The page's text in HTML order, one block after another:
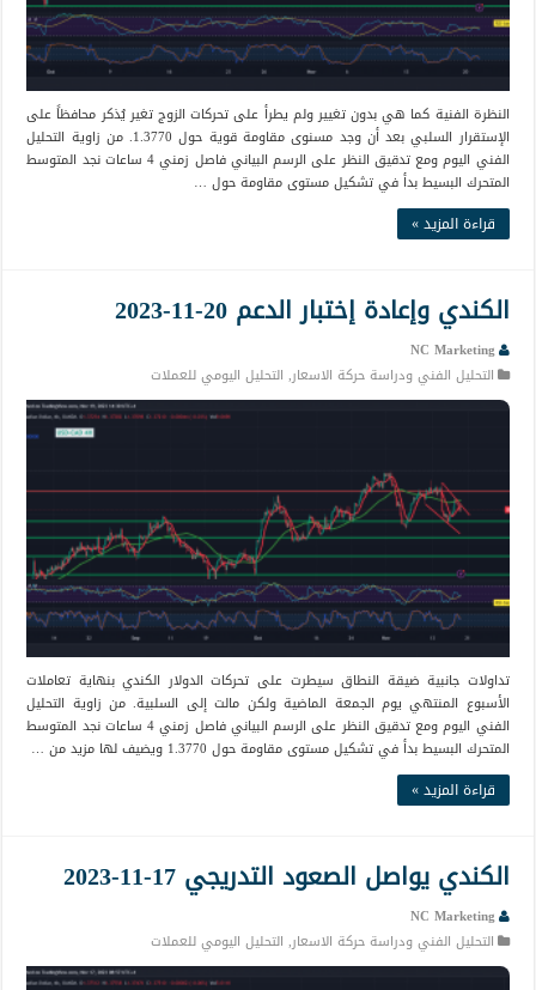
النظرة الفنية كما هي بدون تغيير ولم يطرأ على تحركات الزوج تغير يُذكر محافظاً على
الإستقرار السلبي بعد أن وجد مسنوى مقاومة قوية حول 1.3770. من زاوية التحليل
الفني اليوم ومع تدقيق النظر على الرسم البياني فاصل زمني 4 ساعات نجد المتوسط
المتحرك البسيط بدأ في تشكيل مستوى مقاومة حول …
قراءة المزيد »
الكندي وإعادة إختبار الدعم 20-11-2023
NC Marketing
التحليل الفني ودراسة حركة الاسعار, التحليل اليومي للعملات
تداولات جانبية ضيقة النطاق سيطرت على تحركات الدولار الكندي بنهاية تعاملات
الأسبوع المنتهي يوم الجمعة الماضية ولكن مالت إلى السلبية. من زاوية التحليل
الفني اليوم ومع تدقيق النظر على الرسم البياني فاصل زمني 4 ساعات نجد المتوسط
المتحرك البسيط بدأ في تشكيل مستوى مقاومة حول 1.3770 ويضيف لها مزيد من …
قراءة المزيد »
الكندي يواصل الصعود التدريجي 17-11-2023
NC Marketing
التحليل الفني ودراسة حركة الاسعار, التحليل اليومي للعملات